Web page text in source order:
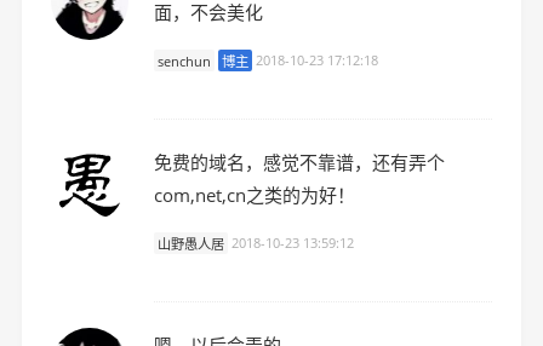
面，不会美化
senchun 博主 2018-10-23 17:12:18
免费的域名，感觉不靠谱，还有弄个
com,net,cn之类的为好！
山野愚人居 2018-10-23 13:59:12